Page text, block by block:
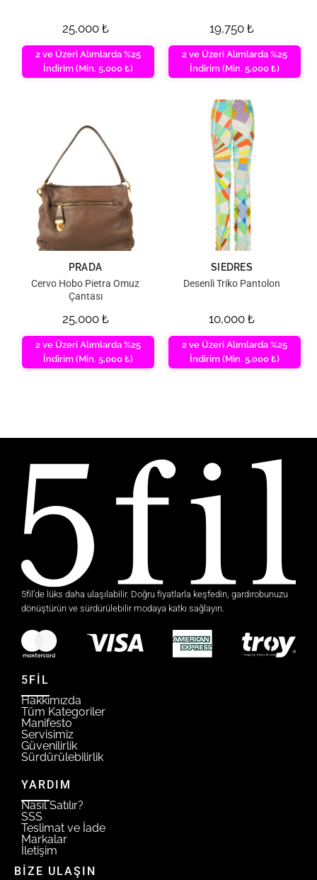
25,000 ₺
2 ve Üzeri Alımlarda %25
İndirim (Min. 5,000 ₺)
19,750 ₺
2 ve Üzeri Alımlarda %25
İndirim (Min. 5,000 ₺)
PRADA
Cervo Hobo Pietra Omuz
Çantası
25,000 ₺
2 ve Üzeri Alımlarda %25
İndirim (Min. 5,000 ₺)
SIEDRES
Desenli Triko Pantolon
10,000 ₺
2 ve Üzeri Alımlarda %25
İndirim (Min. 5,000 ₺)
5fil’de lüks daha ulaşılabilir. Doğru fiyatlarla keşfedin, gardırobunuzu
dönüştürün ve sürdürülebilir modaya katkı sağlayın.
5FİL
Hakkımızda
Tüm Kategoriler
Manifesto
Servisimiz
Güvenilirlik
Sürdürülebilirlik
YARDIM
Nasıl Satılır?
SSS
Teslimat ve İade
Markalar
İletişim
BİZE ULAŞIN